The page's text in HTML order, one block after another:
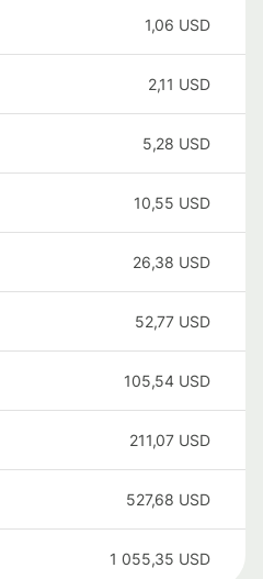
1,06 USD
2,11 USD
5,28 USD
10,55 USD
26,38 USD
52,77 USD
105,54 USD
211,07 USD
527,68 USD
1 055,35 USD